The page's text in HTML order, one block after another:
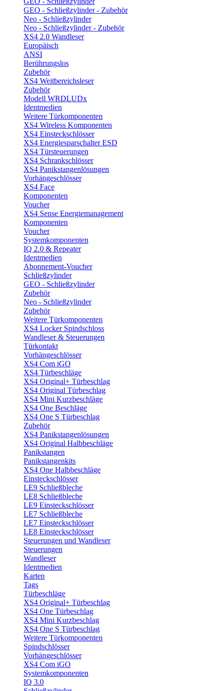
GEO - Schließzylinder - Zubehör
Neo - Schließzylinder
Neo - Schließzylinder - Zubehör
XS4 2.0 Wandleser
Europäisch
ANSI
Berührungslos
Zubehör
XS4 Weitbereichsleser
Zubehör
Modell WRDLUDx
Identmedien
Weitere Türkomponenten
XS4 Wireless Komponenten
XS4 Einsteckschlösser
XS4 Energiesparschalter ESD
XS4 Türsteuerungen
XS4 Schrankschlösser
XS4 Panikstangenlösungen
Vorhängeschlösser
XS4 Face
Komponenten
Voucher
XS4 Sense Energiemanagement
Komponenten
Voucher
Systemkomponenten
IQ 2.0 & Repeater
Identmedien
Abonnement-Voucher
Schließzylinder
GEO - Schließzylinder
Zubehör
Neo - Schließzylinder
Zubehör
Weitere Türkomponenten
XS4 Locker Spindschloss
Wandleser & Steuerungen
Türkontakt
Vorhängeschlösser
XS4 Com iGO
XS4 Türbeschläge
XS4 Original+ Türbeschlag
XS4 Original Türbeschlag
XS4 Mini Kurzbeschläge
XS4 One Beschläge
XS4 One S Türbeschlag
Zubehör
XS4 Panikstangenlösungen
XS4 Original Halbbeschläge
Panikstangen
Panikstangenkits
XS4 One Halbbeschläge
Einsteckschlösser
LE9 Schließbleche
LE8 Schließbleche
LE9 Einsteckschlösser
LE7 Schließbleche
LE7 Einsteckschlösser
LE8 Einsteckschlösser
Steuerungen und Wandleser
Steuerungen
Wandleser
Identmedien
Karten
Tags
Türbeschläge
XS4 Original+ Türbeschlag
XS4 One Türbeschlag
XS4 Mini Kurzbeschlag
XS4 One S Türbeschlag
Weitere Türkomponenten
Spindschlösser
Vorhängeschlösser
XS4 Com iGO
Systemkomponenten
IQ 3.0